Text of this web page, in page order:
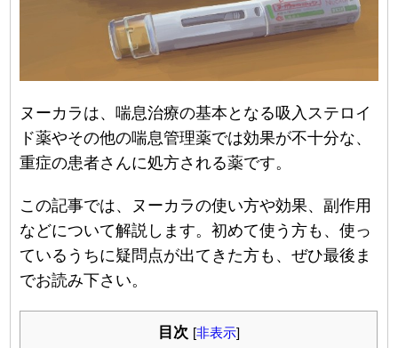
ヌーカラは、喘息治療の基本となる吸入ステロイ
ド薬やその他の喘息管理薬では効果が不十分な、
重症の患者さんに処方される薬です。
この記事では、ヌーカラの使い方や効果、副作用
などについて解説します。初めて使う方も、使っ
ているうちに疑問点が出てきた方も、ぜひ最後ま
でお読み下さい。
目次 [非表示]